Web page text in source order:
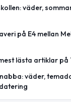
väder,
på E4 mellan
lästa artiklar på
väder,